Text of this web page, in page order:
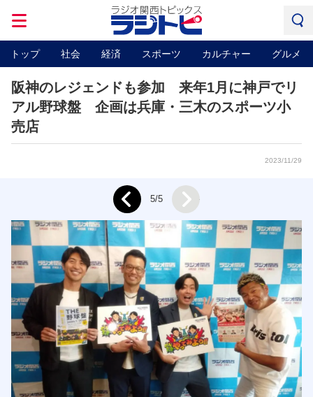
トップ 社会 経済 スポーツ カルチャー グルメ
阪神のレジェンドも参加 来年1月に神戸でリ
アル野球盤 企画は兵庫・三木のスポーツ小
売店
2023/11/29
Prev 5/5